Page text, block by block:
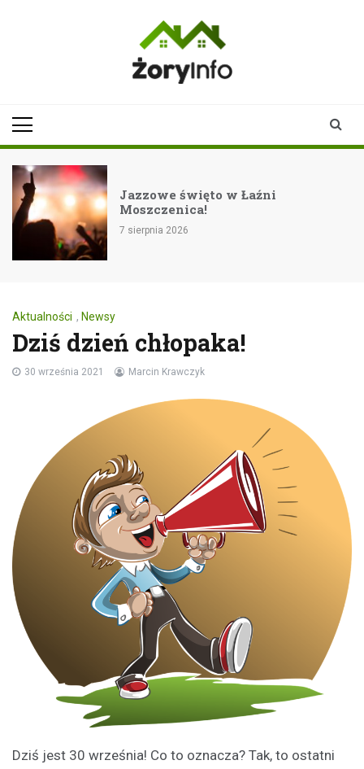
Jazzowe święto w Łaźni
Moszczenica!
7 sierpnia 2026
Aktualności , Newsy
Dziś dzień chłopaka!
30 września 2021 Marcin Krawczyk
Dziś jest 30 września! Co to oznacza? Tak, to ostatni